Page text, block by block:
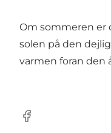
Om sommeren er
solen på den
varmen foran den
Facebook